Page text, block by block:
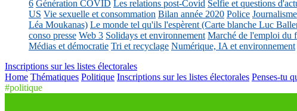
6 Génération COVID Les relations post-Covid Selfie et questions
US Vie sexuelle et consommation Bilan année 2020 Police Journalisme
Léa Moukanas) Le monde tel qu'ils l'espèrent (Carte blanche Luc
conso presse Web 3 Solidays et environnement Marché de l'emploi du
Médias et démocratie Tri et recyclage Numérique, IA et environnement
Inscriptions sur les listes électorales
Home Thématiques Politique Inscriptions sur les listes électorales Penses-tu
#politique